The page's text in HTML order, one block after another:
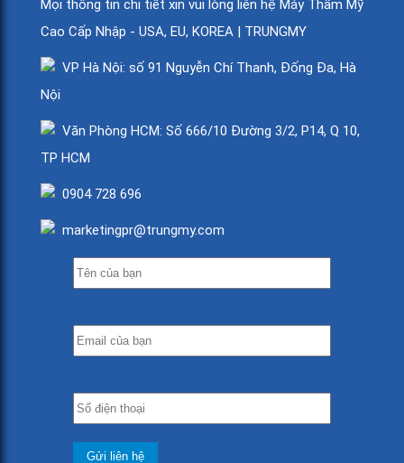
Mọi thông tin chi tiết xin vui lòng liên hệ Máy Thẩm Mỹ
Cao Cấp Nhập - USA, EU, KOREA | TRUNGMY
VP Hà Nội: số 91 Nguyễn Chí Thanh, Đống Đa, Hà
Nội
Văn Phòng HCM: Số 666/10 Đường 3/2, P14, Q 10,
TP HCM
0904 728 696
marketingpr@trungmy.com